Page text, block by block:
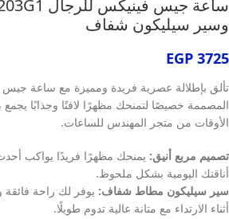
وسير سيليكون شفاف
EGP 3725
تألق بإطلالة عصرية فريدة ومميزة مع ساعة جيس
المصممة خصيصًا لتمنحك مظهرًا لافتًا وجذابًا يجمع
الأوقات من متجر المهندس للساعات.
تصميم مربع أنيق: يمنحك مظهرًا فريدًا يواكب
أناقتك اليومية بشكل ملحوظ.
سير سيليكون مطاط شفاف: يوفر لك راحة
أثناء الارتداء مع متانة عالية تدوم طويلًا.